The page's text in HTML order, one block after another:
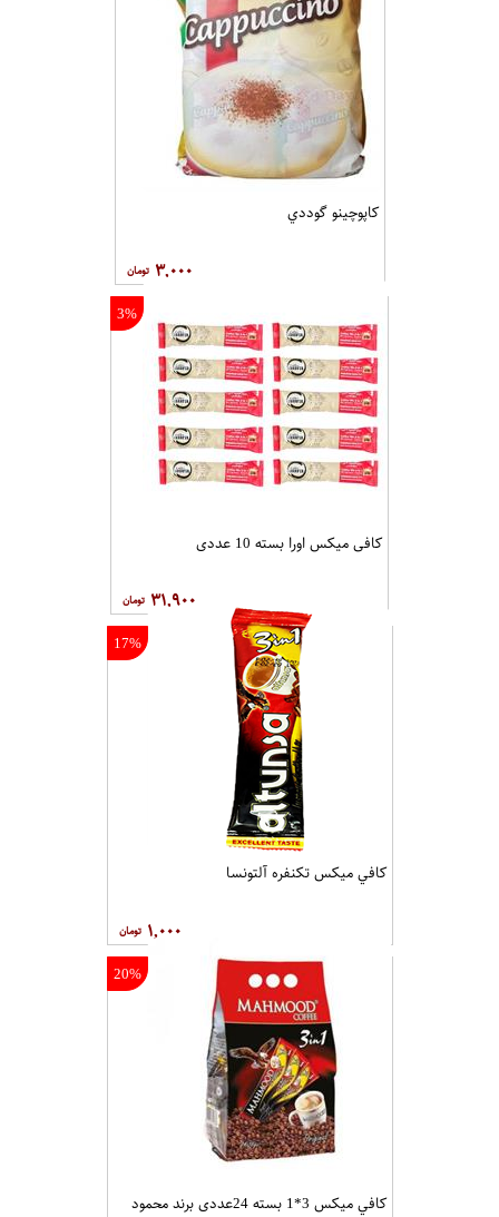
کاپوچينو گوددي
۳,۰۰۰
3%
کافی میکس اورا بسته 10 عددی
۳۱,۹۰۰
17%
کافي ميکس تکنفره آلتونسا
۱,۰۰۰
20%
کافي ميکس 3*1 بسته 24عددی برند محمود